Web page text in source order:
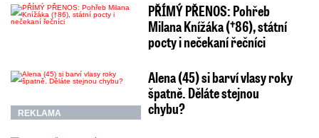
PŘÍMÝ PŘENOS: Pohřeb
Milana Knížáka (†86), státní
pocty i nečekaní řečníci
REKLAMA
Alena (45) si barví vlasy roky
špatně. Děláte stejnou
chybu?